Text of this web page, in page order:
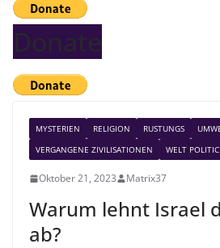
Donate
MYSTERIEN RELIGION RUSTUNGS
VERGANGENE ZIVILISATIONEN
WELT POLITIC
Oktober 21, 2023 Matrix37
Warum lehnt Israel
ab?